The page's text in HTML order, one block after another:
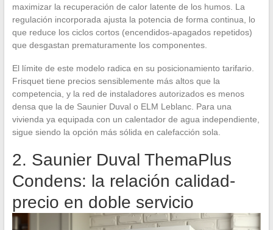
maximizar la recuperación de calor latente de los humos. La
regulación incorporada ajusta la potencia de forma continua, lo
que reduce los ciclos cortos (encendidos-apagados repetidos)
que desgastan prematuramente los componentes.
El límite de este modelo radica en su posicionamiento tarifario.
Frisquet tiene precios sensiblemente más altos que la
competencia, y la red de instaladores autorizados es menos
densa que la de Saunier Duval o ELM Leblanc. Para una
vivienda ya equipada con un calentador de agua independiente,
sigue siendo la opción más sólida en calefacción sola.
2. Saunier Duval ThemaPlus
Condens: la relación calidad-
precio en doble servicio